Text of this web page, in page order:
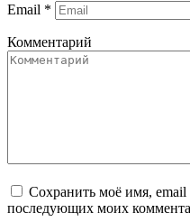
Email *
Комментарий
Сохранить моё имя, email
последующих моих